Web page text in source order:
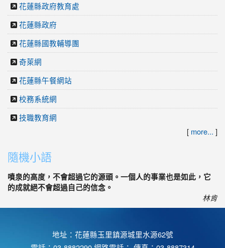
花蓮縣政府教育處
花蓮縣政府
花蓮縣國教輔導團
奇萊網
花蓮縣午餐網站
校務系統網
技職教育網
[ more... ]
隨機小語
噴泉的高度，不會超過它的源頭。一個人的事業也是如此，它
的成就絕不會超過自己的信念。
林肯
地址：花蓮縣玉里鎮源城里水源62號